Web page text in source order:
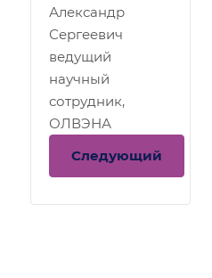
Александр
Сергеевич
ведущий
научный
сотрудник,
ОЛВЭНА
Следующий